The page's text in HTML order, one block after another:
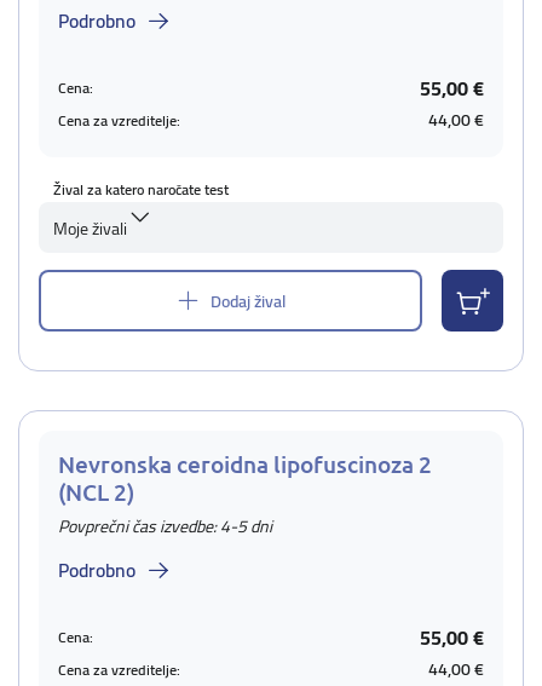
Podrobno
Cena: 55,00 €
Cena za vzreditelje: 44,00 €
Žival za katero naročate test
Moje živali
Dodaj žival
Nevronska ceroidna lipofuscinoza 2
(NCL 2)
Povprečni čas izvedbe: 4-5 dni
Podrobno
Cena: 55,00 €
Cena za vzreditelje: 44,00 €